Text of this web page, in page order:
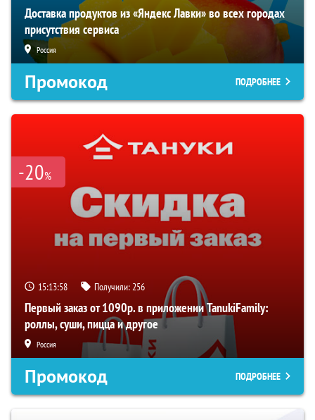
Доставка продуктов из «Яндекс Лавки» во всех городах
присутствия сервиса
Россия
Промокод ПОДРОБНЕЕ
-20%
15:13:57 Получили:256
Первый заказ от 1090р. в приложении TanukiFamily:
роллы, суши, пицца и другое
Россия
Промокод ПОДРОБНЕЕ